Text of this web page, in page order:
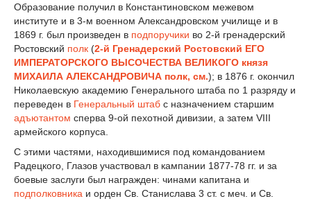
Образование получил в Константиновском межевом
институте и в 3-м военном Александровском училище и в
1869 г. был произведен в подпоручики во 2-й гренадерский
Ростовский полк (2-й Гренадерский Ростовский ЕГО
ИМПЕРАТОРСКОГО ВЫСОЧЕСТВА ВЕЛИКОГО князя
МИХАИЛА АЛЕКСАНДРОВИЧА полк, см.); в 1876 г. окончил
Николаевскую академию Генерального штаба по 1 разряду и
переведен в Генеральный штаб с назначением старшим
адъютантом сперва 9-ой пехотной дивизии, а затем VIII
армейского корпуса.
С этими частями, находившимися под командованием
Радецкого, Глазов участвовал в кампании 1877-78 гг. и за
боевые заслуги был награжден: чинами капитана и
подполковника и орден Св. Станислава 3 ст. с меч. и Св.